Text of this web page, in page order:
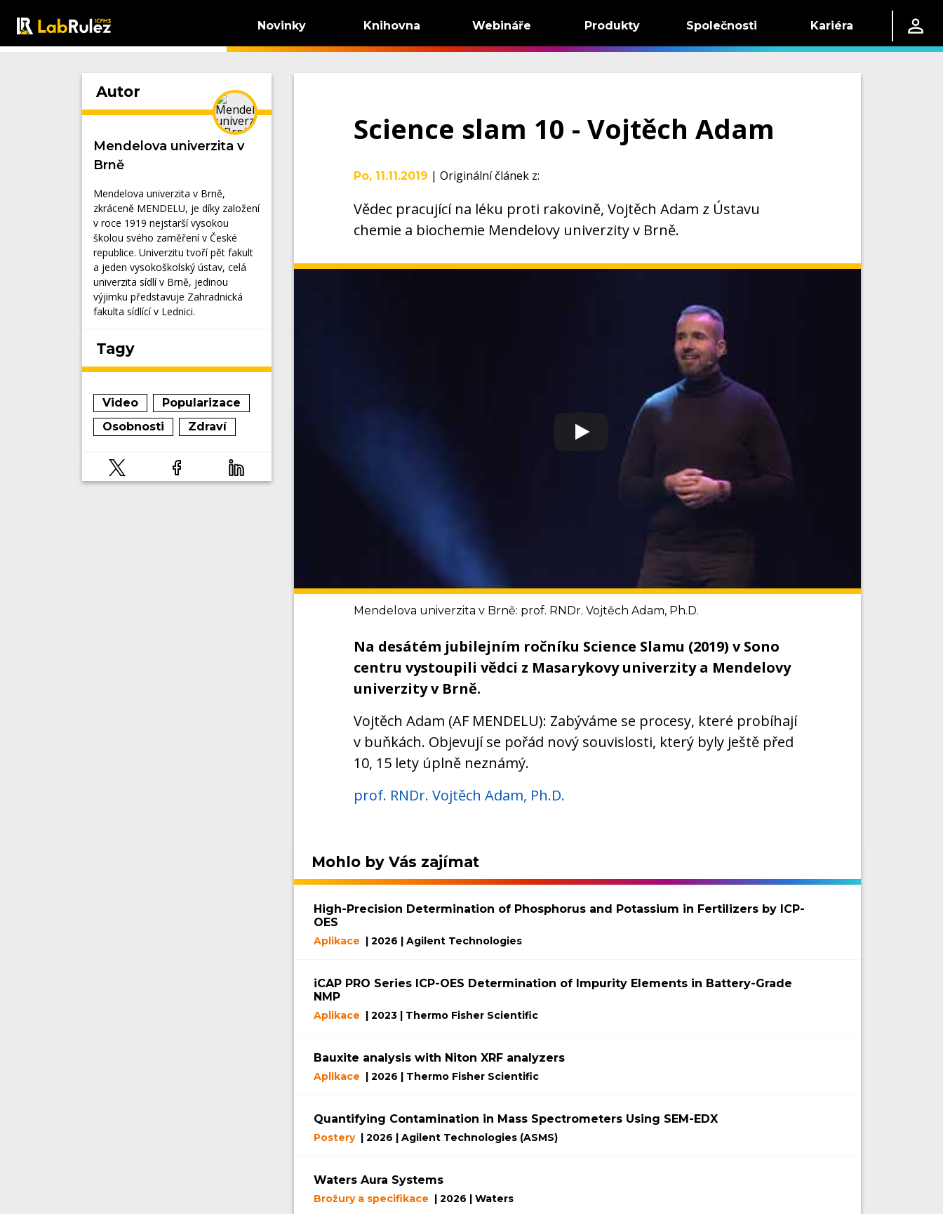
Novinky Knihovna Webináře Produkty Společnosti Kariéra
Autor
Mendelova univerzita v
Brně
Mendelova univerzita v Brně,
zkráceně MENDELU, je díky založení
v roce 1919 nejstarší vysokou
školou svého zaměření v České
republice. Univerzitu tvoří pět fakult
a jeden vysokoškolský ústav, celá
univerzita sídlí v Brně, jedinou
výjimku představuje Zahradnická
fakulta sídlící v Lednici.
Tagy
Video
Popularizace
Osobnosti
Zdraví
Science slam 10 - Vojtěch Adam
Po, 11.11.2019 | Originální článek z:
Vědec pracující na léku proti rakovině, Vojtěch Adam z Ústavu
chemie a biochemie Mendelovy univerzity v Brně.
Mendelova univerzita v Brně: prof. RNDr. Vojtěch Adam, Ph.D.
Na desátém jubilejním ročníku Science Slamu (2019) v Sono
centru vystoupili vědci z Masarykovy univerzity a Mendelovy
univerzity v Brně.
Vojtěch Adam (AF MENDELU): Zabýváme se procesy, které probíhají
v buňkách. Objevují se pořád nový souvislosti, který byly ještě před
10, 15 lety úplně neznámý.
prof. RNDr. Vojtěch Adam, Ph.D.
Mohlo by Vás zajímat
High-Precision Determination of Phosphorus and Potassium in Fertilizers by ICP-
OES
Aplikace | 2026 | Agilent Technologies
iCAP PRO Series ICP-OES Determination of Impurity Elements in Battery-Grade
NMP
Aplikace | 2023 | Thermo Fisher Scientific
Bauxite analysis with Niton XRF analyzers
Aplikace | 2026 | Thermo Fisher Scientific
Quantifying Contamination in Mass Spectrometers Using SEM-EDX
Postery | 2026 | Agilent Technologies (ASMS)
Waters Aura Systems
Brožury a specifikace | 2026 | Waters